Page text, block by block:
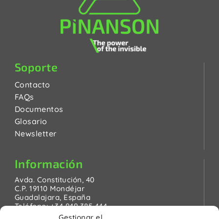
Soporte
Contacto
FAQs
Documentos
Glosario
Newsletter
Información
Avda. Constitución, 40
C.P. 19110 Mondéjar
Guadalajara, España
Teléfono:+34 949 385 444
pinanson@pinanson.eu